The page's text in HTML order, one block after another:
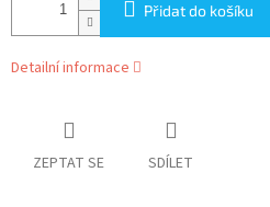
Přidat do košíku
Detailní informace
ZEPTAT SE SDÍLET